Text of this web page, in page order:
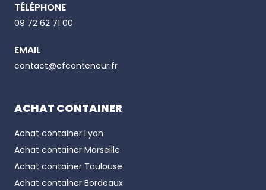
TÉLÉPHONE
Email
09 72 62 71 00
EMAIL
Phone number
contact@cfconteneur.fr
ACHAT CONTAINER
Achat container Lyon
Achat container Marseille
Achat container Toulouse
Achat container Bordeaux